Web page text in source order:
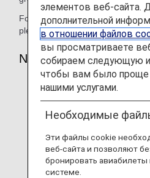
For information on how each
please seeWhat is a Mileage
Notes
Miles expire in Japan
individual has ANA
элементов веб-сайта.
дополнительной
в отношении файлов
вы просматриваете
собираем следующую
чтобы вам было проще
нашими услугами.
Необходимые
Эти файлы cookie
веб-сайта и позволяют
бронировать авиабилеты
системе.